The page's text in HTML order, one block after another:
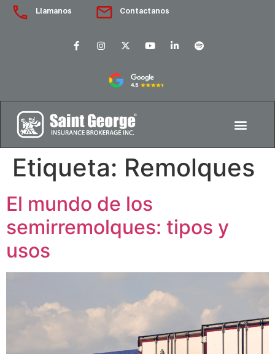
Llamanos Contactanos
Etiqueta: Remolques
El mundo de los
semirremolques: tipos y
usos